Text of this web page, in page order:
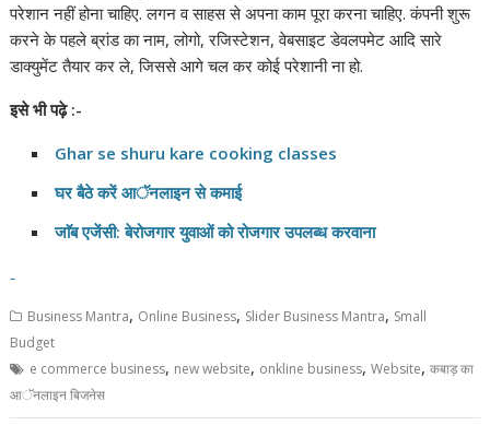
परेशान नहीं होना चाहिए. लगन व साहस से अपना काम पूरा करना चाहिए. कंपनी शुरू
करने के पहले ब्रांड का नाम, लोगो, रजिस्टेशन, वेबसाइट डेवलपमेट आदि सारे
डाक्युमेंट तैयार कर ले, जिससे आगे चल कर कोई परेशानी ना हो.
इसेभीपढ़े :-
Ghar se shuru kare cooking classes
घर बैठे करें आॅनलाइन से कमाई
जाॅब एजेंसी:बेरोजगार युवाओं को रोजगार उपलब्ध करवाना
Business Mantra, Online Business, Slider Business Mantra, Small
Budget
e commerce business, new website, onkline business,Website,कबाड़ का
आॅनलाइन बिजनेस